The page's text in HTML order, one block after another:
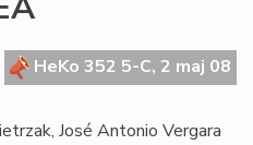
HeKo 352 5-C, 2 maj 08
José Antonio Vergara